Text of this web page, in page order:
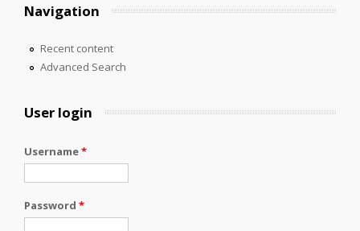
Navigation
Recent content
Advanced Search
User login
Username*
Password *